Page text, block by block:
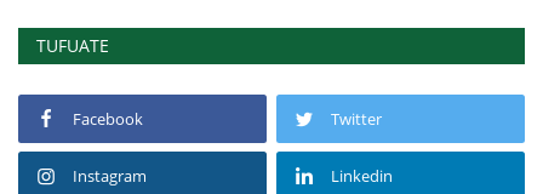
TUFUATE
Facebook Twitter
Instagram Linkedin